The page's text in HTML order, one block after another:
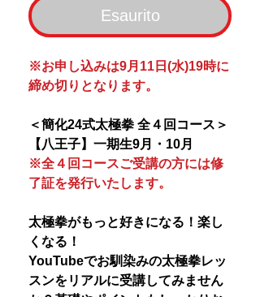
Esaurito
※お申し込みは9月11日(水)19時に
締め切りとなります。
＜簡化24式太極拳 全４回コース＞
【八王子】一期生9月・10月
※全４回コースご受講の方には修
了証を発行いたします。
太極拳がもっと好きになる！楽し
くなる！
YouTubeでお馴染みの太極拳レッ
スンをリアルに受講してみません